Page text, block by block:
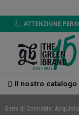
ATTENZIONE
Il nostro catalogo
Semi di Cannabis: